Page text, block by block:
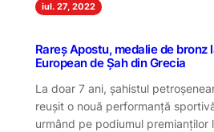
iul. 27, 2022
Rareș Apostu, medalie de bronz
European de Șah din Grecia
La doar 7 ani, șahistul
reușit o nouă performanță
urmând pe podiumul premianților